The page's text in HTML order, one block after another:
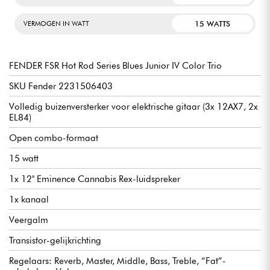
VERMOGEN IN WATT 15 WATTS
FENDER FSR Hot Rod Series Blues Junior IV Color Trio
SKU Fender 2231506403
Volledig buizenversterker voor elektrische gitaar (3x 12AX7, 2x
EL84)
Open combo-formaat
15 watt
1x 12" Eminence Cannabis Rex-luidspreker
1x kanaal
Veergalm
Transistor-gelijkrichting
Regelaars: Reverb, Master, Middle, Bass, Treble, “Fat”-